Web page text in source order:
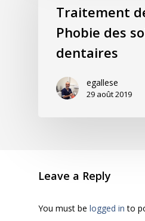
Traitement
Phobie des
dentaires
egallese
29 août 2019
Leave a Reply
You must be logged in to